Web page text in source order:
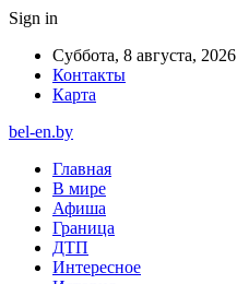
Sign in
Суббота, 8 августа, 2026
Контакты
Карта
bel-en.by
Главная
В мире
Афиша
Граница
ДТП
Интересное